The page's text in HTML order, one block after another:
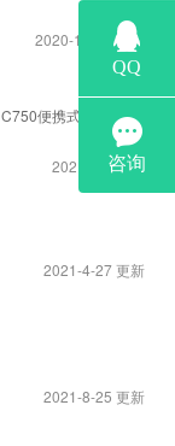
2020-11-16 更新
便携式条码扫描
2021-3-1 更新
2021-4-27 更新
2021-8-25 更新